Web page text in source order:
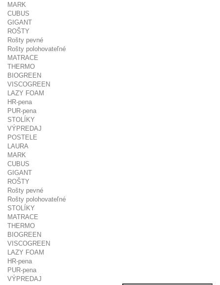
MARK
CUBUS
GIGANT
ROŠTY
Rošty pevné
Rošty polohovateľné
MATRACE
THERMO
BIOGREEN
VISCOGREEN
LAZY FOAM
HR-pena
PUR-pena
STOLÍKY
VÝPREDAJ
POSTELE
LAURA
MARK
CUBUS
GIGANT
ROŠTY
Rošty pevné
Rošty polohovateľné
STOLÍKY
MATRACE
THERMO
BIOGREEN
VISCOGREEN
LAZY FOAM
HR-pena
PUR-pena
VÝPREDAJ